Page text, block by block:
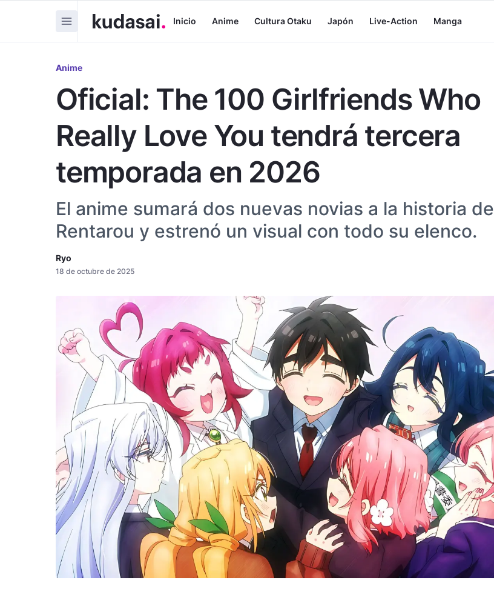
Inicio Anime Cultura Otaku Japón Live-Action Manga
Anime
Oficial: The 100 Girlfriends Who
Really Love You tendrá tercera
temporada en 2026
El anime sumará dos nuevas novias a la historia de
Rentarou y estrenó un visual con todo su elenco.
Ryo
18 de octubre de 2025